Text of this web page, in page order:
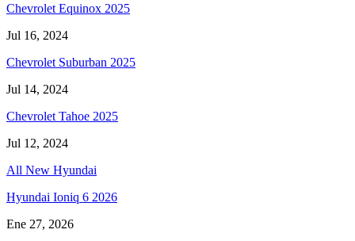
Chevrolet Equinox 2025
Jul 16, 2024
Chevrolet Suburban 2025
Jul 14, 2024
Chevrolet Tahoe 2025
Jul 12, 2024
All New Hyundai
Hyundai Ioniq 6 2026
Ene 27, 2026